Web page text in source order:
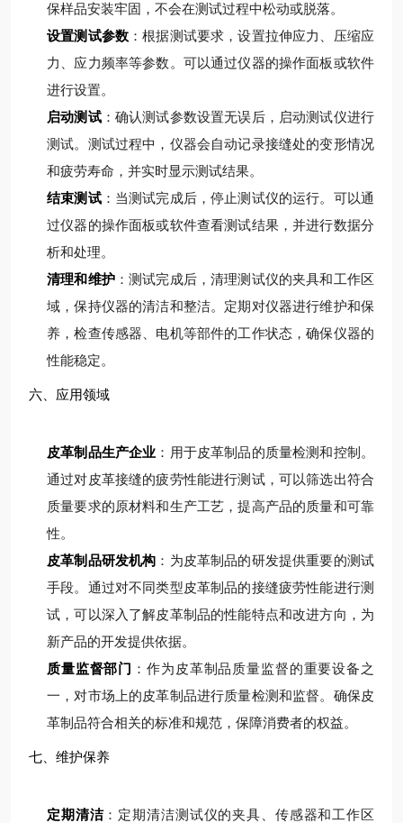
保样品安装牢固，不会在测试过程中松动或脱落。
设置测试参数 ：根据测试要求，设置拉伸应力、压缩应
力、应力频率等参数。可以通过仪器的操作面板或软件
进行设置。
启动测试：确认测试参数设置无误后，启动测试仪进行
测试。测试过程中，仪器会自动记录接缝处的变形情况
和疲劳寿命，并实时显示测试结果。
结束测试：当测试完成后，停止测试仪的运行。可以通
过仪器的操作面板或软件查看测试结果，并进行数据分
析和处理。
清理和维护：测试完成后，清理测试仪的夹具和工作区
域，保持仪器的清洁和整洁。定期对仪器进行维护和保
养，检查传感器、电机等部件的工作状态，确保仪器的
性能稳定。
六、应用领域
皮革制品生产企业 ：用于皮革制品的质量检测和控制。
通过对皮革接缝的疲劳性能进行测试，可以筛选出符合
质量要求的原材料和生产工艺，提高产品的质量和可靠
性。
皮革制品研发机构 ：为皮革制品的研发提供重要的测试
手段。通过对不同类型皮革制品的接缝疲劳性能进行测
试，可以深入了解皮革制品的性能特点和改进方向，为
新产品的开发提供依据。
质量监督部门 ：作为皮革制品质量监督的重要设备之
一，对市场上的皮革制品进行质量检测和监督。确保皮
革制品符合相关的标准和规范，保障消费者的权益。
七、维护保养
定期清洁：定期清洁测试仪的夹具、传感器和工作区